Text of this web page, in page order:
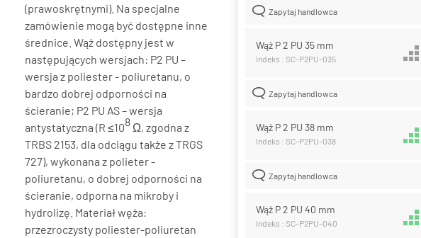
(prawoskrętnymi). Na specjalne
zamówienie mogą być dostępne inne
średnice. Wąż dostępny jest w
następujących wersjach: P2 PU –
wersja z poliester - poliuretanu, o
bardzo dobrej odporności na
ścieranie; P2 PU AS – wersja
antystatyczna (R ≤108 Ω, zgodna z
TRBS 2153, dla odciągu także z TRGS
727), wykonana z polieter -
poliuretanu, o dobrej odporności na
ścieranie, odporna na mikroby i
hydrolizę. Materiał węża:
przezroczysty poliester-poliuretan
Zapytaj handlowca
Wąż P 2 PU 35 mm
Indeks : SC-P2PU-035
Zapytaj handlowca
Wąż P 2 PU 38 mm
Indeks : SC-P2PU-038
Zapytaj handlowca
Wąż P 2 PU 40 mm
Indeks : SC-P2PU-040